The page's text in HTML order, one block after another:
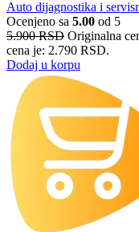
Auto dijagnostika i
Ocenjeno sa 5.00 od 5
5.900RSD Originalna
cena je: 2.790 RSD.
Dodaj u korpu